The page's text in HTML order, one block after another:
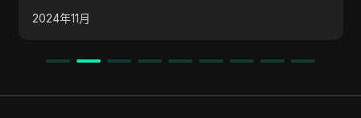
2024年11月